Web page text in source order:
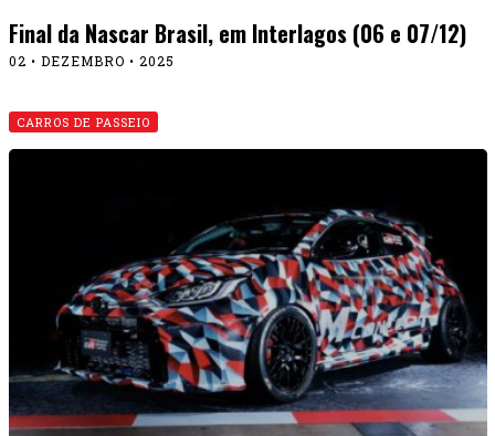
Final da Nascar Brasil, em Interlagos (06 e 07/12)
02 • DEZEMBRO • 2025
CARROS DE PASSEIO